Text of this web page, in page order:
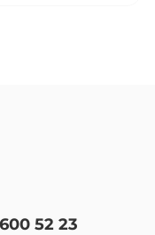
с веточками
52 23